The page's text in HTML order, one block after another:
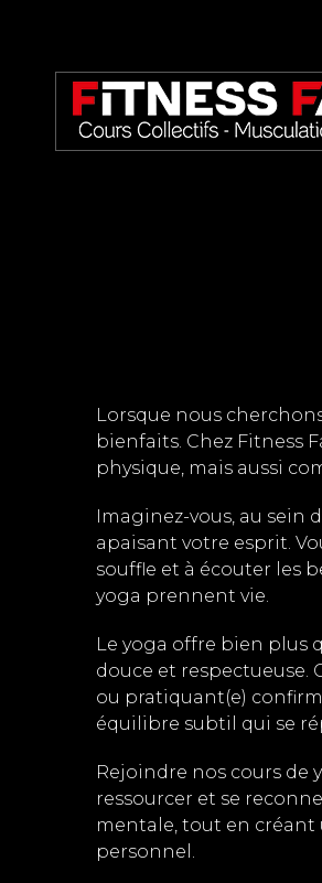
Lorsque nous
bienfaits. Chez Fitness
physique, mais aussi
Imaginez-vous, au sein
apaisant votre esprit.
souffle et à écouter les
yoga prennent vie.
Le yoga offre bien plus
douce et respectueuse.
ou pratiquant(e)
équilibre subtil qui se
Rejoindre nos cours de
ressourcer et se
mentale, tout en
personnel.